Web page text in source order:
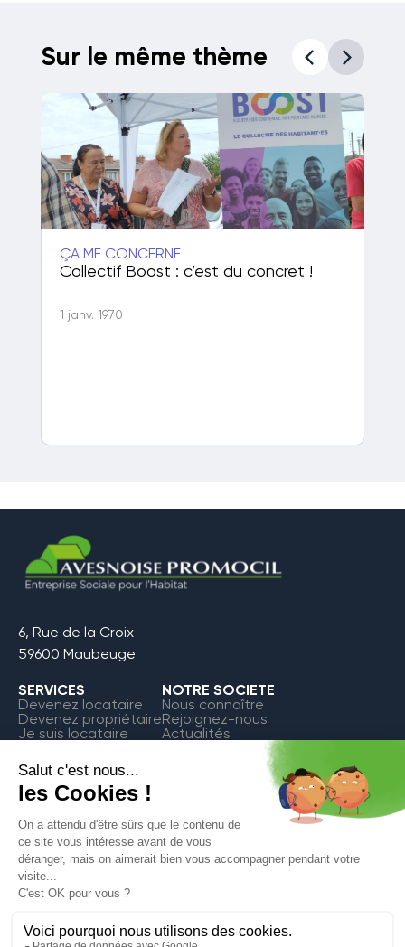
Sur le même thème
ÇA ME CONCERNE
Collectif Boost : c’est du concret !
1 janv. 1970
6, Rue de la Croix
59600 Maubeuge
SERVICES
Devenez locataire
Devenez propriétaire
Je suis locataire
NOTRE SOCIETE
Nous connaître
Rejoignez-nous
Actualités
Espace Locataire